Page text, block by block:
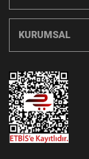
KURUMSAL